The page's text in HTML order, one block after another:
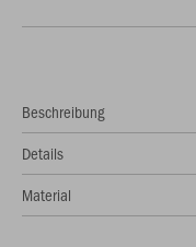
Beschreibung
Details
Material